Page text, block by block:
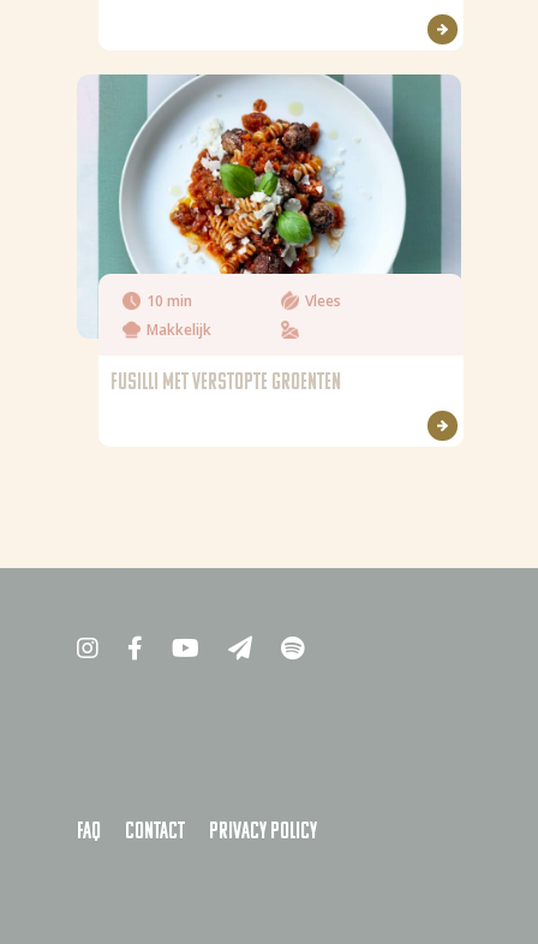
10 min
Vlees
Makkelijk
FUSILLI MET VERSTOPTE GROENTEN
FAQ Contact Privacy policy